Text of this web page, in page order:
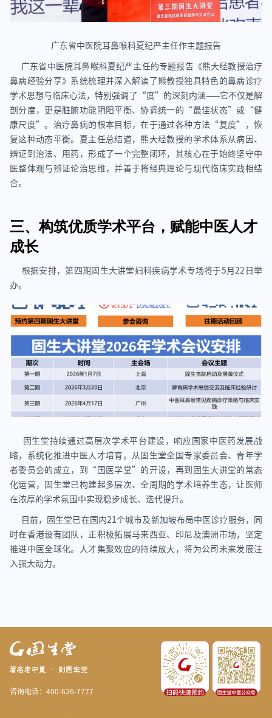
广东省中医院耳鼻喉科夏纪严主任作主题报告
广东省中医院耳鼻喉科夏纪严主任的专题报告《熊大经教授治疗
鼻病经验分享》系统梳理并深入解读了熊教授独具特色的鼻病诊疗
学术思想与临床心法，特别强调了“度”的深刻内涵——它不仅是解
剖分度，更是脏腑功能阴阳平衡、协调统一的“最佳状态”或“健
康尺度”。治疗鼻病的根本目标，在于通过各种方法“复度”，恢
复这种动态平衡。夏主任总结道，熊大经教授的学术体系从病因、
辨证到治法、用药，形成了一个完整闭环，其核心在于始终坚守中
医整体观与辨证论治思维，并善于将经典理论与现代临床实践相结
合。
三、构筑优质学术平台，赋能中医人才
成长
根据安排，第四期固生大讲堂妇科疾病学术专场将于5月22日举
办。
固生堂持续通过高层次学术平台建设，响应国家中医药发展战
略，系统化推进中医人才培育。从固生堂全国专家委员会、青年学
者委员会的成立，到“国医学堂”的开设，再到固生大讲堂的常态
化运营，固生堂已构建起多层次、全周期的学术培养生态，让医师
在浓厚的学术氛围中实现稳步成长、迭代提升。
目前，固生堂已在国内21个城市及新加坡布局中医诊疗服务，同
时在香港设有团队，正积极拓展马来西亚、印尼及澳洲市场，坚定
推进中医全球化。人才集聚效应的持续放大，将为公司未来发展注
入强大动力。
咨询电话：400-626-7777